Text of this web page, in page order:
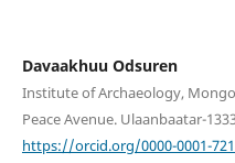
Davaakhuu Odsuren
Institute of Archaeology,
Peace Avenue. Ulaanbaatar-
https://orcid.org/0000-0001-